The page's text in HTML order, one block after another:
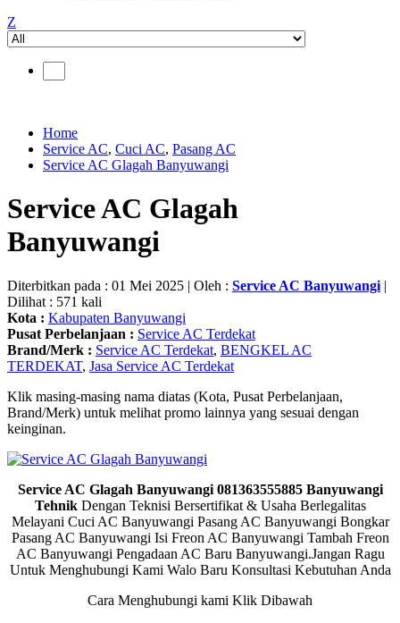
Z
Home
Service AC, Cuci AC, Pasang AC
Service AC Glagah Banyuwangi
Service AC Glagah
Banyuwangi
Diterbitkan pada : 01 Mei 2025 | Oleh : Service AC Banyuwangi |
Dilihat : 571 kali
Kota : Kabupaten Banyuwangi
Pusat Perbelanjaan : Service AC Terdekat
Brand/Merk : Service AC Terdekat, BENGKEL AC
TERDEKAT, Jasa Service AC Terdekat
Klik masing-masing nama diatas (Kota, Pusat Perbelanjaan,
Brand/Merk) untuk melihat promo lainnya yang sesuai dengan
keinginan.
Service AC Glagah Banyuwangi 081363555885 Banyuwangi
TehnikDengan Teknisi Bersertifikat & Usaha Berlegalitas
Melayani Cuci AC Banyuwangi Pasang AC Banyuwangi Bongkar
Pasang AC Banyuwangi Isi Freon AC Banyuwangi Tambah Freon
AC Banyuwangi Pengadaan AC Baru Banyuwangi.Jangan Ragu
Untuk Menghubungi Kami Walo Baru Konsultasi Kebutuhan Anda
Cara Menghubungi kami Klik Dibawah